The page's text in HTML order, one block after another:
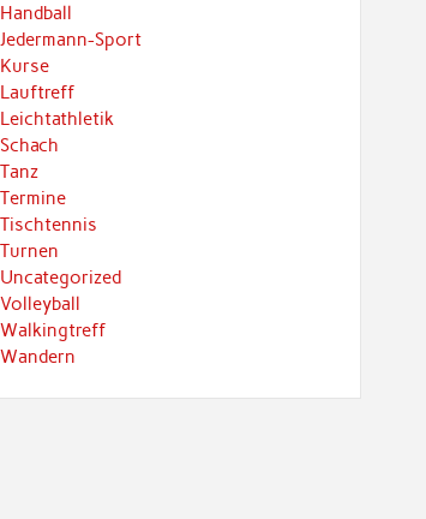
Handball
Jedermann-Sport
Kurse
Lauftreff
Leichtathletik
Schach
Tanz
Termine
Tischtennis
Turnen
Uncategorized
Volleyball
Walkingtreff
Wandern